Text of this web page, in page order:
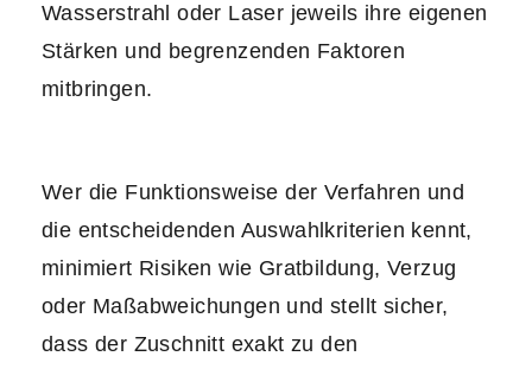
Wasserstrahl oder Laser jeweils ihre eigenen
Stärken und begrenzenden Faktoren
mitbringen.
Wer die Funktionsweise der Verfahren und
die entscheidenden Auswahlkriterien kennt,
minimiert Risiken wie Gratbildung, Verzug
oder Maßabweichungen und stellt sicher,
dass der Zuschnitt exakt zu den